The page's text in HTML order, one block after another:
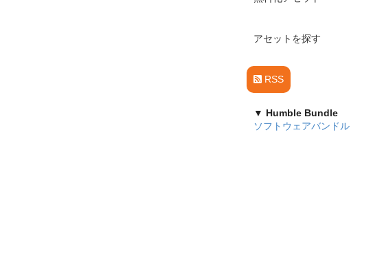
アセットを探す
RSS
▼ Humble Bundle
ソフトウェアバンドル